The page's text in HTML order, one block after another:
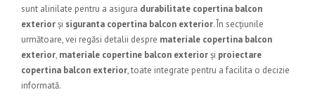
sunt alinilate pentru a asigura durabilitate copertina balcon
exteriorși siguranta copertina balcon exterior. În secțiunile
următoare, vei regăsi detalii despre materiale copertina balcon
exterior, materiale copertine balcon exteriorși proiectare
copertina balcon exterior, toate integrate pentru a facilita o decizie
informată.